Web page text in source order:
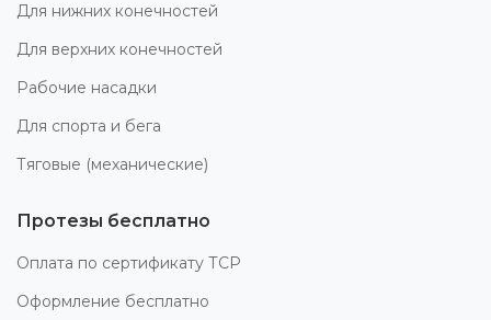
Для нижних конечностей
Для верхних конечностей
Рабочие насадки
Для спорта и бега
Тяговые (механические)
Протезы бесплатно
Оплата по сертификату ТСР
Оформление бесплатно